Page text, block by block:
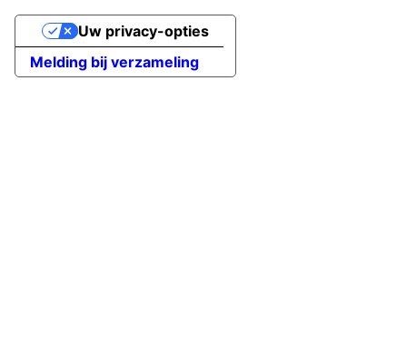
Melding bij verzameling
Uw privacy-opties